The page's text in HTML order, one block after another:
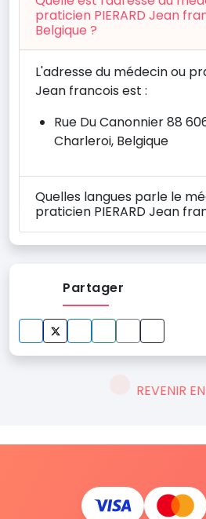
praticien PIERARD Jean
Belgique ?
L'adresse du médecin ou
Jean francois est :
Rue Du Canonnier 88
Charleroi, Belgique
Quelles langues parle le
praticien PIERARD Jean
Partager
REVENIR